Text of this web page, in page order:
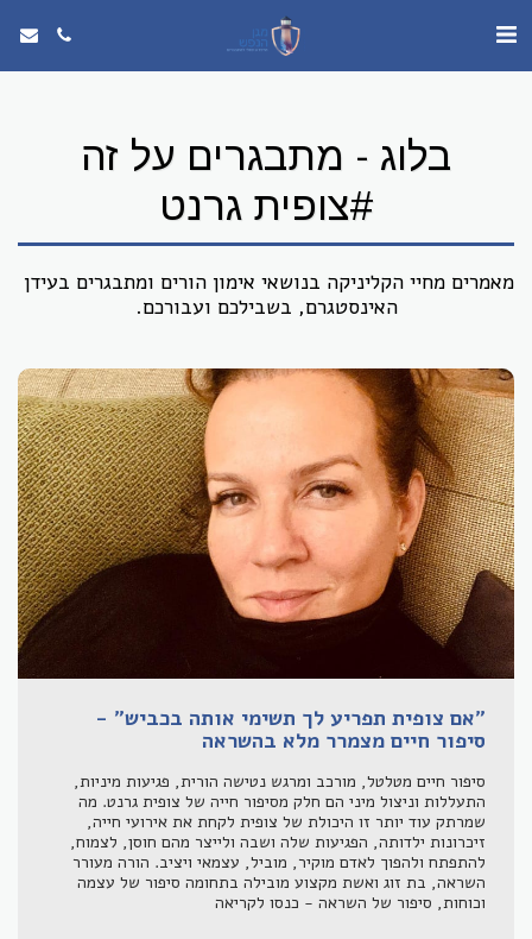
בלוג - מתבגרים על זה
#צופית גרנט
האינסטגרם, בשבילכם ועבורכם.
"אם צופית תפריע לך תשימי אותה בכביש" -
סיפור חיים מצמרר מלא בהשראה
סיפור חיים מטלטל, מורכב ומרגש נטישה הורית, פגיעות מיניות,
התעללות וניצול מיני הם חלק מסיפור חייה של צופית גרנט. מה
שמרתק עוד יותר זו היכולת של צופית לקחת את אירועי חייה,
זיכרונות ילדותה, הפגיעות שלה ושבה ולייצר מהם חוסן, לצמוח,
להתפתח ולהפוך לאדם מוקיר, מוביל, עצמאי ויציב. הורה מעורר
השראה, בת זוג ואשת מקצוע מובילה בתחומה סיפור של עצמה
וכוחות, סיפור של השראה - כנסו לקריאה